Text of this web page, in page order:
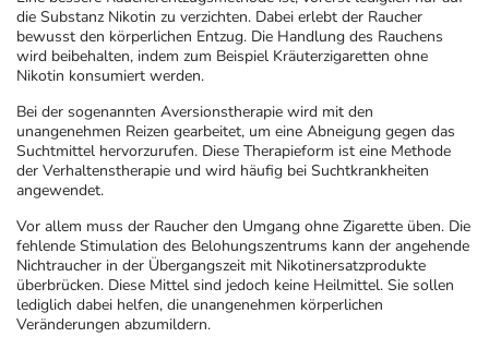
Vitamine & Mineralstoffe
Marken
die Substanz Nikotin zu verzichten. Dabei erlebt der Raucher
bewusst den körperlichen Entzug. Die Handlung des Rauchens
wird beibehalten, indem zum Beispiel Kräuterzigaretten ohne
Nikotin konsumiert werden.
Bei der sogenannten Aversionstherapie wird mit den
unangenehmen Reizen gearbeitet, um eine Abneigung gegen das
Suchtmittel hervorzurufen. Diese Therapieform ist eine Methode
der Verhaltenstherapie und wird häufig bei Suchtkrankheiten
angewendet.
Vor allem muss der Raucher den Umgang ohne Zigarette üben. Die
fehlende Stimulation des Belohungszentrums kann der angehende
Nichtraucher in der Übergangszeit mit Nikotinersatzprodukte
überbrücken. Diese Mittel sind jedoch keine Heilmittel. Sie sollen
lediglich dabei helfen, die unangenehmen körperlichen
Veränderungen abzumildern.